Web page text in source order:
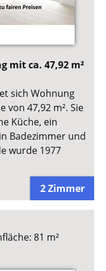
mit ca. 47,92 m²
sich Wohnung
von 47,92 m². Sie
Küche, ein
Badezimmer und
wurde 1977
2 Zimmer
81 m²